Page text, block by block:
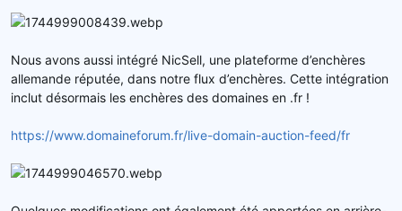
i
Nous avons aussi intégré NicSell, une plateforme d’enchères
allemande réputée, dans notre flux d’enchères. Cette intégration
inclut désormais les enchères des domaines en .fr !
https://www.domaineforum.fr/live-domain-auction-feed/fr